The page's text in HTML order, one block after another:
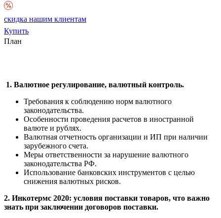
скидка нашим клиентам
Купить
План
1. Валютное регулирование, валютный контроль.
Требования к соблюдению норм валютного
законодательства.
Особенности проведения расчетов в иностранной
валюте и рублях.
Валютная отчетность организации и ИП при наличии
зарубежного счета.
Меры ответственности за нарушение валютного
законодательства РФ.
Использование банковских инструментов с целью
снижения валютных рисков.
2. Инкотермс 2020: условия поставки товаров, что важно
знать при заключении договоров поставки.